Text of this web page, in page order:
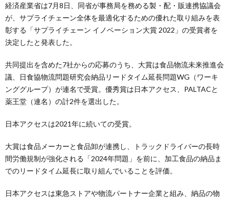
経済産業省は7月8日、同省が事務局を務める製・配・販連携協議会
が、サプライチェーン全体を最適化するための優れた取り組みを表
彰する「サプライチェーン イノベーション大賞 2022」の受賞者を
決定したと発表した。
共同提出を含めた7社からの応募のうち、大賞は食品物流未来推進会
議、日食協物流問題研究会納品リードタイム延長問題WG（ワーキ
ンググループ）が連名で受賞。優秀賞は日本アクセス、PALTACと
薬王堂（連名）の計2件を選出した。
日本アクセスは2021年に続いての受賞。
大賞は食品メーカーと食品卸が連携し、トラックドライバーの長時
間労働規制が強化される「2024年問題」を前に、加工食品の納品ま
でのリードタイム延長に取り組んでいることを評価。
日本アクセスは東急ストアや物流パートナー企業と組み、納品の物